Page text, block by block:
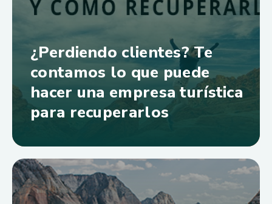
¿Perdiendo clientes? Te
contamos lo que puede
hacer una empresa turística
para recuperarlos